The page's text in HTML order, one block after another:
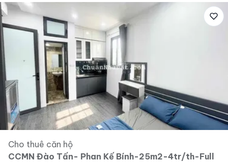
Cho thuê căn hộ
CCMN Đào Tấn- Phan Kế Bính-25m2-4tr/th-Full